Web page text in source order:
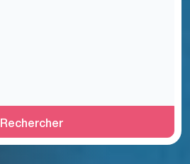
Rechercher